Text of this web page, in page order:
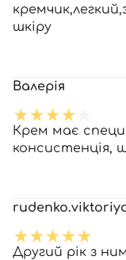
шкіру
Валерія
Крем має
консистенція,
Другий рік з